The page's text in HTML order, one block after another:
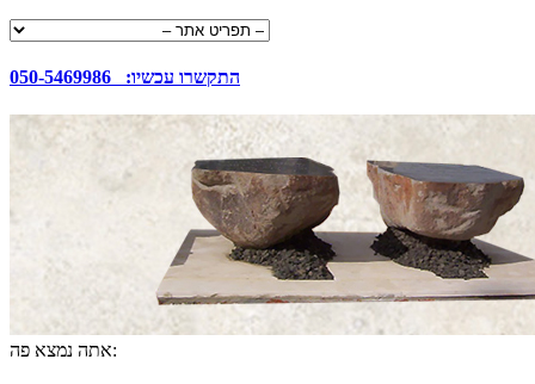
050-5469986 :התקשרו עכשיו
אתה נמצא פה: